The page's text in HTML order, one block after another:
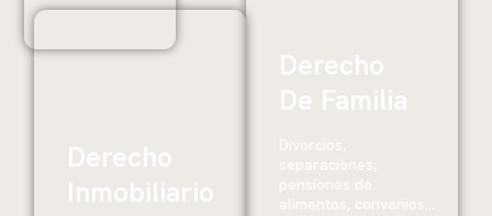
Derecho
Inmobiliario
Derecho
De Familia
Divorcios,
separaciones,
pensiones de
alimentos, convenios...